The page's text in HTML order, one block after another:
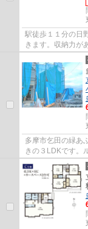
駅徒歩１１分の日
きます。収納力が
リビングは間仕切
多摩市乞田の緑あ
きの３LDKです。
お探しなら多摩地